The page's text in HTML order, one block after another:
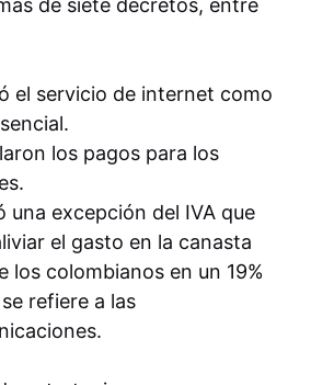
de siete decretos, entre
el servicio de internet como
los pagos para los
una excepción del IVA que
el gasto en la canasta
los colombianos en un 19%
refiere a las